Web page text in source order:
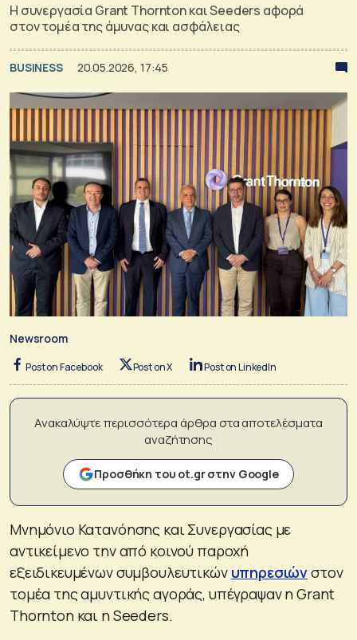
H συνεργασία Grant Thornton και Seeders αφορά
στον τομέα της άμυνας και ασφάλειας
BUSINESS 20.05.2026, 17:45
Newsroom
Post on Facebook Post on X Post on LinkedIn
Ανακαλύψτε περισσότερα άρθρα στα αποτελέσματα
αναζήτησης
Προσθήκη του ot.gr στην Google
Μνημόνιο Κατανόησης και Συνεργασίας με
αντικείμενο την από κοινού παροχή
εξειδικευμένων συμβουλευτικών υπηρεσιώνστον
τομέα της αμυντικής αγοράς, υπέγραψαν η Grant
Thornton και η Seeders.